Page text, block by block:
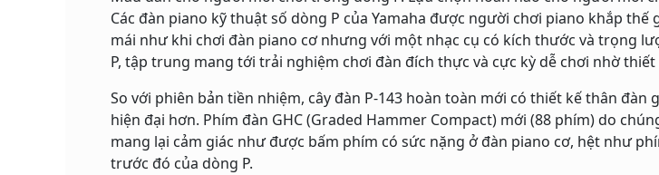
Các đàn piano kỹ thuật số dòng P của Yamaha được người chơi piano khắp
mái như khi chơi đàn piano cơ nhưng với một nhạc cụ có kích thước và trọng
P, tập trung mang tới trải nghiệm chơi đàn đích thực và cực kỳ dễ chơi nhờ
So với phiên bản tiền nhiệm, cây đàn P-143 hoàn toàn mới có thiết kế thân
hiện đại hơn. Phím đàn GHC (Graded Hammer Compact) mới (88 phím) do
mang lại cảm giác như được bấm phím có sức nặng ở đàn piano cơ, hệt như
trước đó của dòng P.